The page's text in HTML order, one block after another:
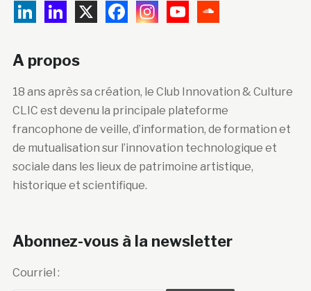
A propos
18 ans après sa création, le Club Innovation & Culture
CLIC est devenu la principale plateforme
francophone de veille, d’information, de formation et
de mutualisation sur l’innovation technologique et
sociale dans les lieux de patrimoine artistique,
historique et scientifique.
Abonnez-vous à la newsletter
Courriel :